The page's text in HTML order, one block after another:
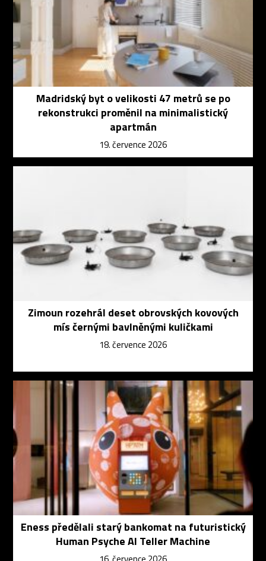
Madridský byt o velikosti 47 metrů se po
rekonstrukci proměnil na minimalistický
apartmán
19. července 2026
Zimoun rozehrál deset obrovských kovových
mís černými bavlněnými kuličkami
18. července 2026
Eness předělali starý bankomat na futuristický
Human Psyche AI Teller Machine